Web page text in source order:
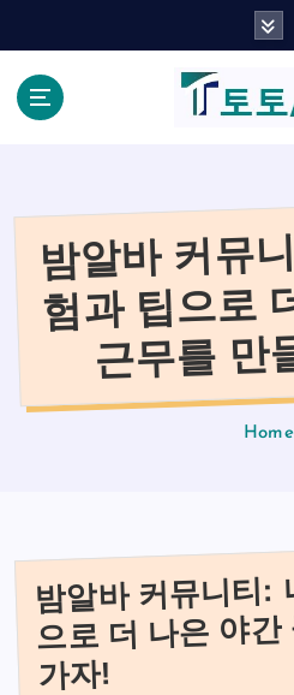
밤알바 커뮤
험과 팁으로
근무를 만
Home
밤알바 커뮤니티:
으로 더 나은 야
가자!